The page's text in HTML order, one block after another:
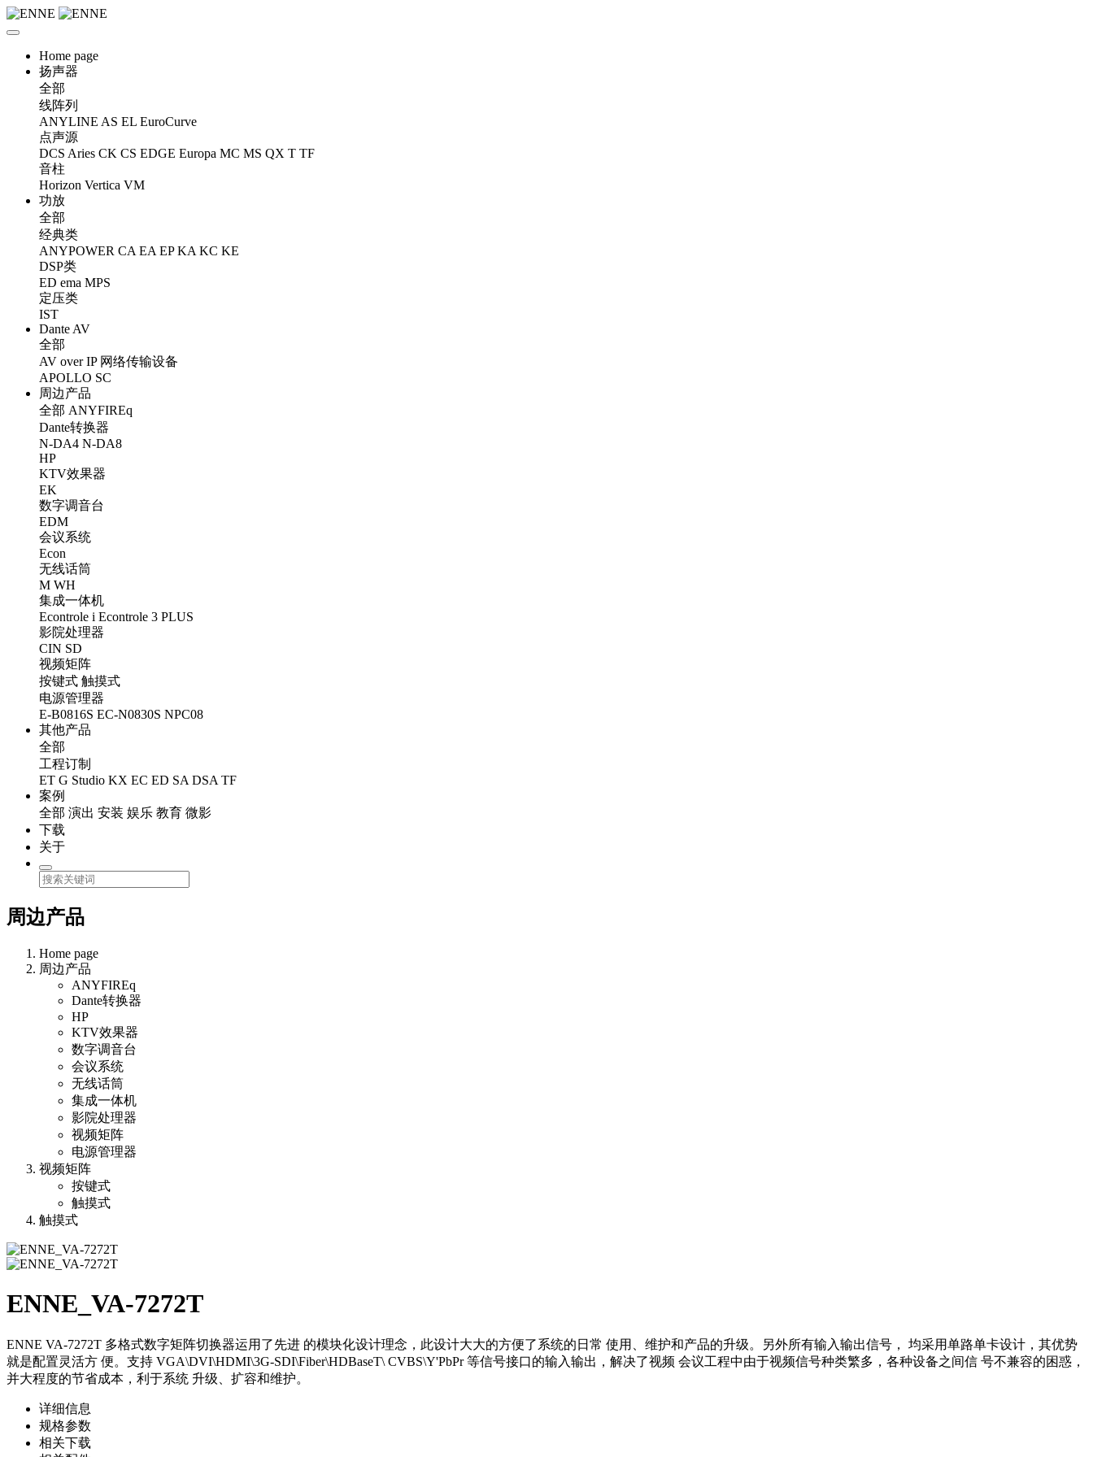
Home page
扬声器
全部
线阵列
ANYLINE AS EL EuroCurve
点声源
DCS Aries CK CS EDGE Europa MC MS QX T TF
音柱
Horizon Vertica VM
功放
全部
经典类
ANYPOWER CA EA EP KA KC KE
DSP类
ED ema MPS
定压类
IST
Dante AV
全部
AV over IP 网络传输设备
APOLLO SC
周边产品
全部 ANYFIREq
Dante转换器
N-DA4 N-DA8
HP
KTV效果器
EK
数字调音台
EDM
会议系统
Econ
无线话筒
M WH
集成一体机
Econtrole i Econtrole 3 PLUS
影院处理器
CIN SD
视频矩阵
按键式 触摸式
电源管理器
E-B0816S EC-N0830S NPC08
其他产品
全部
工程订制
ET G Studio KX EC ED SA DSA TF
案例
全部 演出 安装 娱乐 教育 微影
下载
关于
周边产品
Home page
周边产品
ANYFIREq
Dante转换器
HP
KTV效果器
数字调音台
会议系统
无线话筒
集成一体机
影院处理器
视频矩阵
电源管理器
视频矩阵
按键式
触摸式
触摸式
ENNE_VA-7272T
ENNE VA‐7272T 多格式数字矩阵切换器运用了先进 的模块化设计理念，此设计大大的方便了系统的日常 使用、维护和产品的升级。另外所有输入输出信号， 均采用单路单卡设计，其优势
就是配置灵活方 便。支持 VGA\DVI\HDMI\3G‐SDI\Fiber\HDBaseT\ CVBS\Y'PbPr 等信号接口的输入输出，解决了视频 会议工程中由于视频信号种类繁多，各种设备之间信 号不兼容的困惑，
并大程度的节省成本，利于系统 升级、扩容和维护。
详细信息
规格参数
相关下载